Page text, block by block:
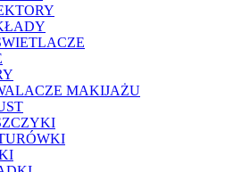
MAKIJAŻU